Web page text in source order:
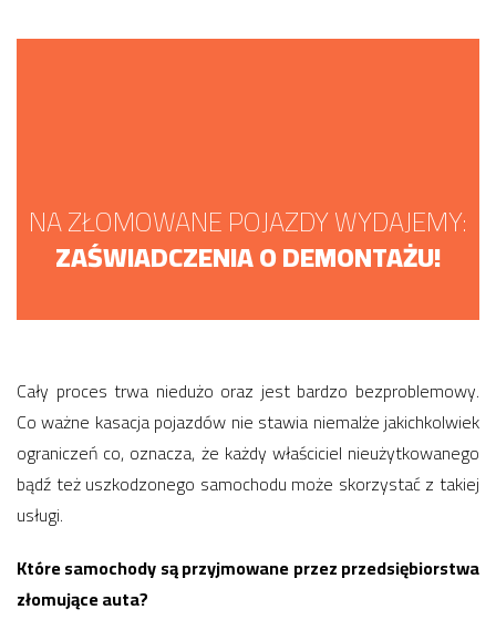
NA ZŁOMOWANE POJAZDY WYDAJEMY:
ZAŚWIADCZENIA O DEMONTAŻU!
Cały proces trwa niedużo oraz jest bardzo bezproblemowy.
Co ważne kasacja pojazdów nie stawia niemalże jakichkolwiek
ograniczeń co, oznacza, że każdy właściciel nieużytkowanego
bądź też uszkodzonego samochodu może skorzystać z takiej
usługi.
Które samochody są przyjmowane przez przedsiębiorstwa
złomujące auta?